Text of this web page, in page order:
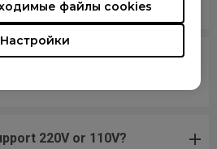
Настройки
файлы cookies
rate that DyAc / DyAc+
220V or 110V?